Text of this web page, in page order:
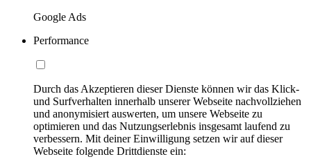
Google Ads
Performance
Durch das Akzeptieren dieser Dienste können wir das Klick-
und Surfverhalten innerhalb unserer Webseite nachvollziehen
und anonymisiert auswerten, um unsere Webseite zu
optimieren und das Nutzungserlebnis insgesamt laufend zu
verbessern. Mit deiner Einwilligung setzen wir auf dieser
Webseite folgende Drittdienste ein: